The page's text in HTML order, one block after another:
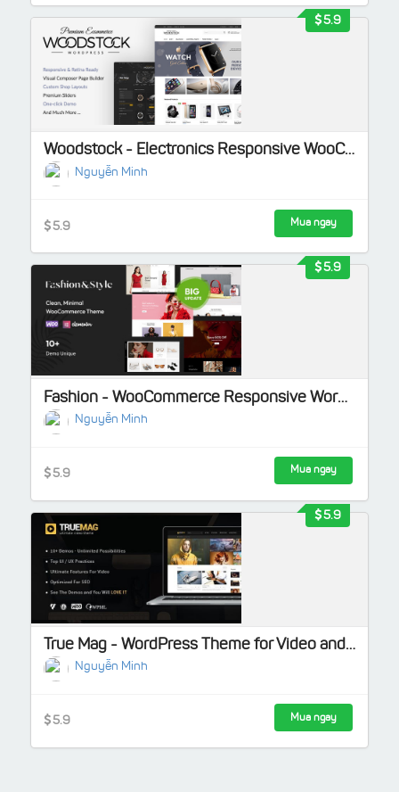
Woodstock - Electronics Responsive WooCommerce Theme
Nguyễn Minh
5.9 Mua ngay
5.9
Fashion - WooCommerce Responsive WordPress Theme
Nguyễn Minh
5.9 Mua ngay
5.9
True Mag - WordPress Theme for Video and Magazine
Nguyễn Minh
5.9 Mua ngay
5.9